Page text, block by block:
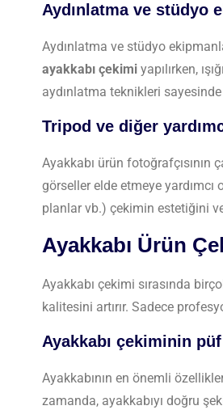
Aydınlatma ve stüdyo
Aydınlatma ve stüdyo
ayakkabı çekimi yapılırken,
aydınlatma teknikleri
Tripod ve diğer
Ayakkabı ürün
görseller elde etmeye yardımcı
planlar vb.) çekimin estetiğini
Ayakkabı Ürün
Ayakkabı çekimi sırasında
kalitesini artırır. Sadece
Ayakkabı çekiminin
Ayakkabının en önemli
zamanda, ayakkabıyı doğru